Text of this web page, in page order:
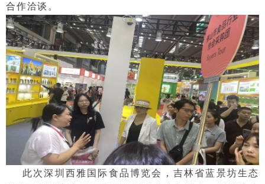
合作洽谈。
此次深圳西雅国际食品博览会，吉林省蓝景坊生态